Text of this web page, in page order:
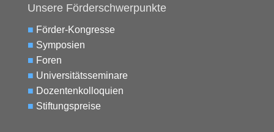
Unsere Förderschwerpunkte
■ Förder-Kongresse
■ Symposien
■ Foren
■ Universitätsseminare
■ Dozentenkolloquien
■ Stiftungspreise